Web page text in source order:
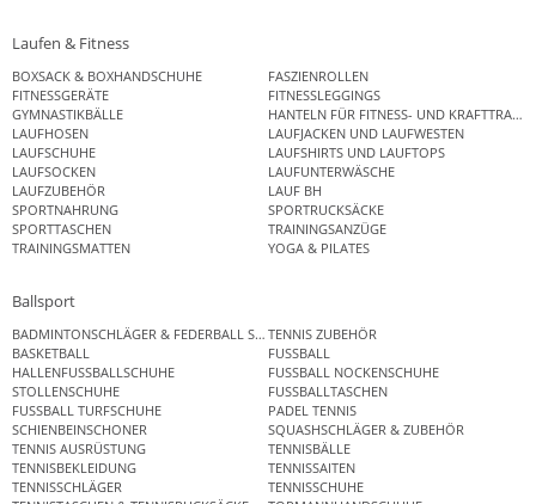
Laufen & Fitness
BOXSACK & BOXHANDSCHUHE
FASZIENROLLEN
FITNESSGERÄTE
FITNESSLEGGINGS
GYMNASTIKBÄLLE
HANTELN FÜR FITNESS- UND
LAUFHOSEN
LAUFJACKEN UND LAUFWESTEN
LAUFSCHUHE
LAUFSHIRTS UND LAUFTOPS
LAUFSOCKEN
LAUFUNTERWÄSCHE
LAUFZUBEHÖR
LAUF BH
SPORTNAHRUNG
SPORTRUCKSÄCKE
SPORTTASCHEN
TRAININGSANZÜGE
TRAININGSMATTEN
YOGA & PILATES
Ballsport
BADMINTONSCHLÄGER & FEDERBALL SETSTENNIS ZUBEHÖR
BASKETBALL
FUSSBALL
HALLENFUSSBALLSCHUHE
FUSSBALL NOCKENSCHUHE
STOLLENSCHUHE
FUSSBALLTASCHEN
FUSSBALL TURFSCHUHE
PADEL TENNIS
SCHIENBEINSCHONER
SQUASHSCHLÄGER & ZUBEHÖR
TENNIS AUSRÜSTUNG
TENNISBÄLLE
TENNISBEKLEIDUNG
TENNISSAITEN
TENNISSCHLÄGER
TENNISSCHUHE